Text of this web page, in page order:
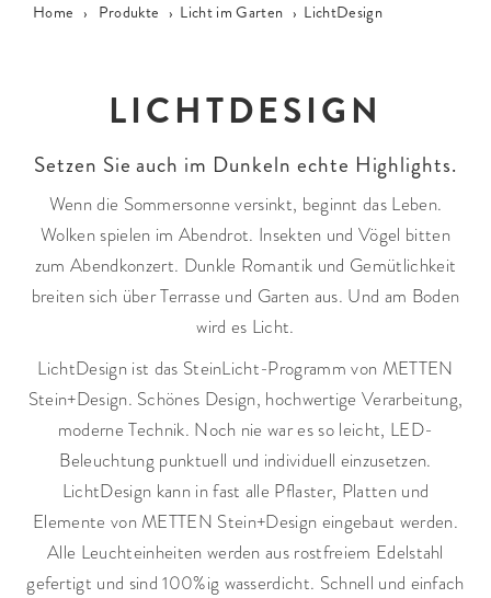
Home › Produkte › Licht im Garten › LichtDesign
LICHTDESIGN
Setzen Sie auch im Dunkeln echte Highlights.
Wenn die Sommersonne versinkt, beginnt das Leben.
Wolken spielen im Abendrot. Insekten und Vögel bitten
zum Abendkonzert. Dunkle Romantik und Gemütlichkeit
breiten sich über Terrasse und Garten aus. Und am Boden
wird es Licht.
LichtDesign ist das SteinLicht-Programm von METTEN
Stein+Design. Schönes Design, hochwertige Verarbeitung,
moderne Technik. Noch nie war es so leicht, LED-
Beleuchtung punktuell und individuell einzusetzen.
LichtDesign kann in fast alle Pflaster, Platten und
Elemente von METTEN Stein+Design eingebaut werden.
Alle Leuchteinheiten werden aus rostfreiem Edelstahl
gefertigt und sind 100%ig wasserdicht. Schnell und einfach